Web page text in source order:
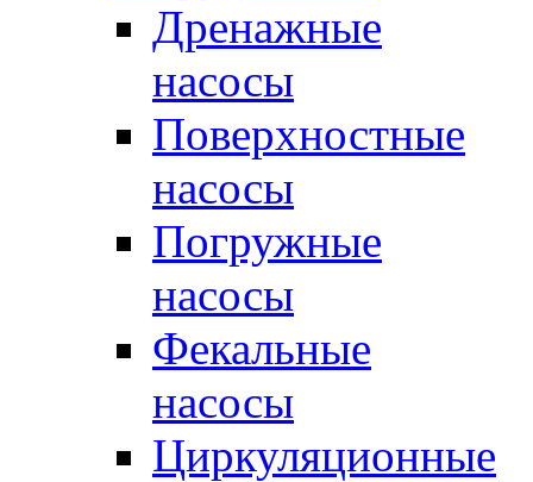
Дренажные
насосы
Поверхностные
насосы
Погружные
насосы
Фекальные
насосы
Циркуляционные